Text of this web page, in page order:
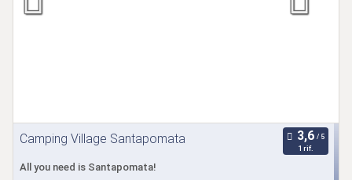
Camping Village Santapomata
1 rif.
All you need is Santapomata!